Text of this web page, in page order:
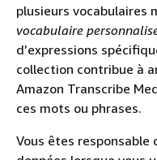
plusieurs vocabulaires
vocabulaire
d’expressions
collection contribue à
Amazon Transcribe
ces mots ou phrases.
Vous êtes